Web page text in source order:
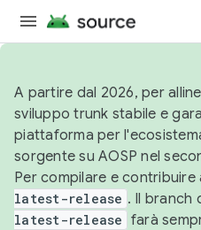
A partire dal 2026, per
sviluppo trunk stabile e
piattaforma per
sorgente su AOSP nel
Per compilare e contribuire
latest-release . Il branch
latest-release farà